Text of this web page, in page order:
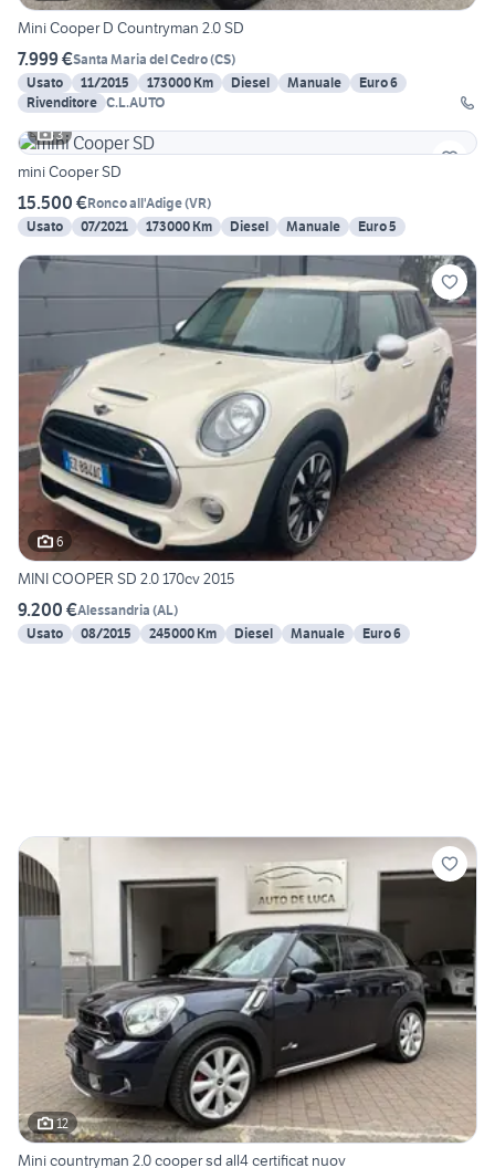
Mini Cooper D Countryman 2.0 SD
7.999 €Santa Maria del Cedro(CS)
Usato
11/2015 173000 Km Diesel Manuale
Euro 6
Rivenditore C.L.AUTO
3
mini Cooper SD
15.500 €Ronco all'Adige(VR)
Usato
07/2021 173000 Km Diesel Manuale Euro 5
6
MINI COOPER SD 2.0 170cv 2015
9.200 €Alessandria (AL)
Usato
08/2015 245000 Km Diesel Manuale Euro 6
12
Mini countryman 2.0 cooper sd all4 certificat nuov